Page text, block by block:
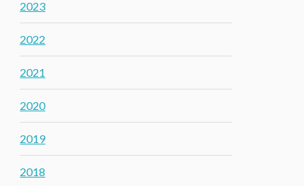
2023
2022
2021
2020
2019
2018